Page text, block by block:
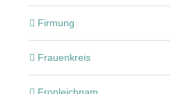
Firmung
Frauenkreis